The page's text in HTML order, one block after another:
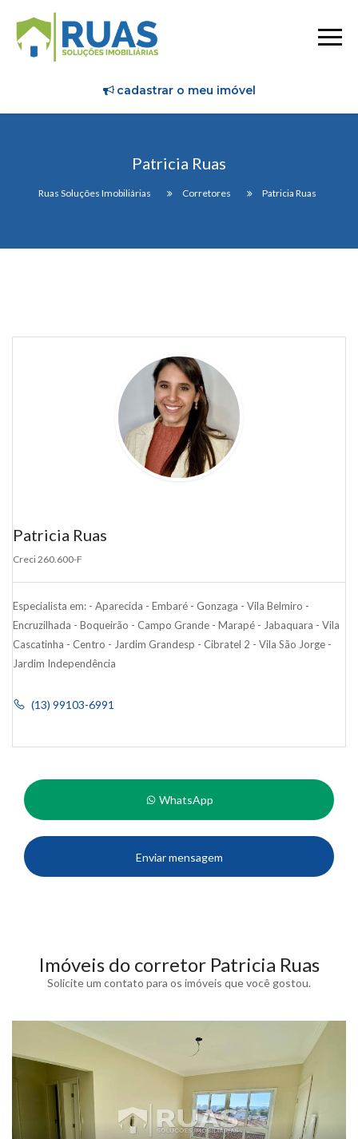
cadastrar o meu imóvel
Patricia Ruas
Ruas Soluções Imobiliárias Corretores Patricia Ruas
Patricia Ruas
Creci 260.600-F
Especialista em: - Aparecida - Embaré - Gonzaga - Vila Belmiro -
Encruzilhada - Boqueirão - Campo Grande - Marapé - Jabaquara - Vila
Cascatinha - Centro - Jardim Grandesp - Cibratel 2 - Vila São Jorge -
Jardim Independência
(13) 99103-6991
WhatsApp
Enviar mensagem
Imóveis do corretor Patricia Ruas
Solicite um contato para os imóveis que você gostou.